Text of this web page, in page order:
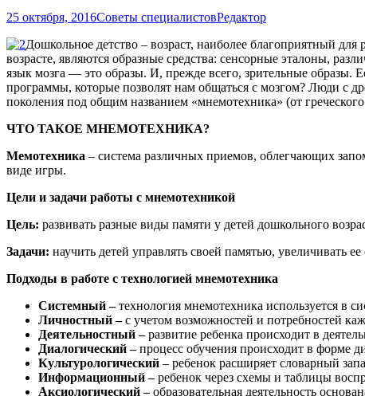
25 октября, 2016Советы специалистовРедактор
Дошкольное детство – возраст, наиболее благоприятный
возрасте, являются образные средства: сенсорные эталоны,
язык мозга — это образы. И, прежде всего, зрительные образы.
программы, которые позволят нам общаться с мозгом? Люди с
поколения под общим названием «мнемотехника» (от
ЧТО ТАКОЕ МНЕМОТЕХНИКА?
Мемотехника – система различных приемов, облегчающих
виде игры.
Цели и задачи работы с мнемотехникой
Цель: развивать разные виды памяти у детей дошкольного
Задачи: научить детей управлять своей памятью, увеличивать
Подходы в работе с технологией мнемотехника
Системный –технология мнемотехника используется в
Личностный –с учетом возможностей и потребностей
Деятельностный –развитие ребенка происходит в
Диалогический –процесс обучения происходит в форме
Культурологический – ребенок расширяет словарный
Информационный –ребенок через схемы и таблицы
Аксиологический –образовательная деятельность